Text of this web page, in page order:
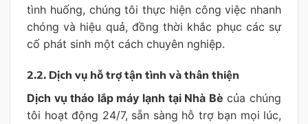
tình huống, chúng tôi thực hiện công việc nhanh
chóng và hiệu quả, đồng thời khắc phục các sự
cố phát sinh một cách chuyên nghiệp.
2.2. Dịch vụ hỗ trợ tận tình và thân thiện
Dịch vụ tháo lắp máy lạnh tại Nhà Bè của chúng
tôi hoạt động 24/7, sẵn sàng hỗ trợ bạn mọi lúc,